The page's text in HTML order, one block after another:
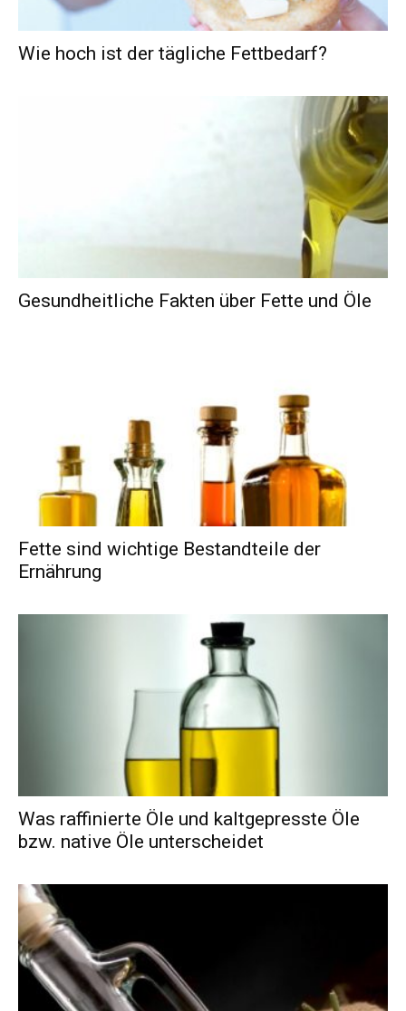
Wie hoch ist der tägliche Fettbedarf?
Gesundheitliche Fakten über Fette und Öle
Fette sind wichtige Bestandteile der
Ernährung
Was raffinierte Öle und kaltgepresste Öle
bzw. native Öle unterscheidet